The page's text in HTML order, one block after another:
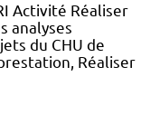
Activité Réaliser
analyses
du CHU de
Réaliser